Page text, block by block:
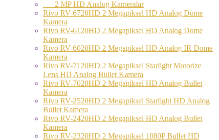
2 MP HD Analog Kameralar
Rivo RV-6720HD 2 Megapiksel HD Analog Dome
Kamera
Rivo RV-6120HD 2 Megapiksel HD Analog Dome
Kamera
Rivo RV-6020HD 2 Megapiksel HD Analog IR Dome
Kamera
Rivo RV-7120HD 2 Megapiksel Starlight Motorize
Lens HD Analog Bullet Kamera
Rivo RV-7020HD 2 Megapiksel HD Analog Bullet
Kamera
Rivo RV-2520HD 2 Megapiksel Starlight HD Analog
Bullet Kamera
Rivo RV-2420HD 2 Megapiksel HD Analog Bullet
Kamera
Rivo RV-2320HD 2 Megapiksel 1080P Bullet HD